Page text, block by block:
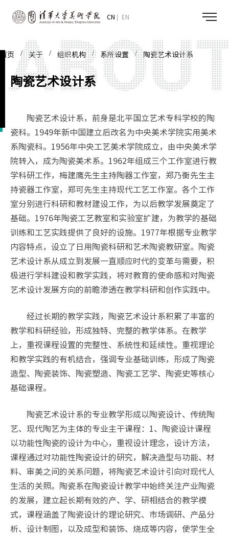
CN EN
首页 /关于 / 组织机构/ 系所设置 /陶瓷艺术设计系
陶瓷艺术设计系
陶瓷艺术设计系，前身是北平国立艺术专科学校的陶
瓷科。1949年新中国建立后改名为中央美术学院实用美术
系陶瓷科。1956年中央工艺美术学院成立，由中央美术学
院转入，成为陶瓷美术系。1962年组成三个工作室进行教
学科研工作，梅建鹰先生主持陶器工作室，郑乃衡先生主
持瓷器工作室，郑可先生主持现代工艺工作室。各个工作
室分别进行科研和教材建设工作，为以后教学发展奠定了
基础。1976年陶瓷工艺教室和实验室扩建，为教学的基础
训练和工艺实践提供了良好的设施。1977年根据专业教学
内容特点，设立了日用陶瓷科研和艺术陶瓷教研室。陶瓷
艺术设计系从成立到发展一直顺应时代的变革与需要，积
极进行学科建设和教学实践，将对教育的使命感和对陶瓷
艺术设计发展方向的前瞻渗透在教学科研和创作实践中。
经过长期的教学实践，陶瓷艺术设计系积累了丰富的
教学和科研经验，形成独特、完整的教学体系。在教学
上，重视课程设置的完整性、系统性和延续性。重视理论
和教学实践的有机结合，强调专业基础训练，形成了陶瓷
造型、陶瓷装饰、陶瓷塑造、陶瓷工艺学、陶瓷史等核心
基础课程。
陶瓷艺术设计系的专业教学形成以陶瓷设计、传统陶
艺、现代陶艺为主体的专业主干课程：1、陶瓷设计课程
以功能性陶瓷的设计为中心，重视设计理念，设计方法，
课程通过对功能性陶瓷设计的研究，解决造型与功能、材
料、审美之间的关系问题，将陶瓷艺术设计引向对现代人
生活的关照。陶瓷系在陶瓷设计教学中始终关注产业陶瓷
的发展，建立起长期有效的产、学、研相结合的教学模
式，课程涵盖了陶瓷设计的理论研究、市场调研、产品分
析、设计制图，以及成型和装饰、烧成等内容，使学生全